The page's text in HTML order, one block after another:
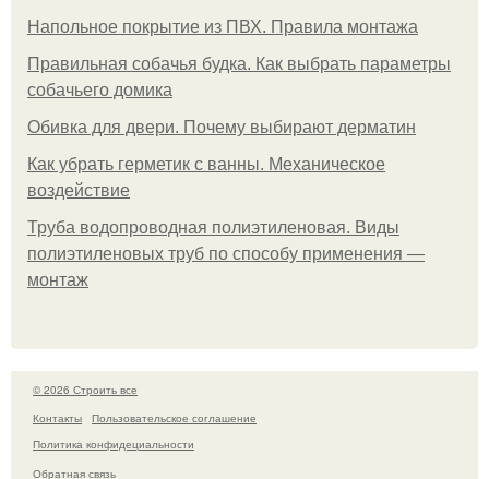
Напольное покрытие из ПВХ. Правила монтажа
Правильная собачья будка. Как выбрать параметры
собачьего домика
Обивка для двери. Почему выбирают дерматин
Как убрать герметик с ванны. Механическое
воздействие
Труба водопроводная полиэтиленовая. Виды
полиэтиленовых труб по способу применения —
монтаж
© 2026 Строить все
Контакты
Пользовательское соглашение
Политика конфидециальности
Обратная связь